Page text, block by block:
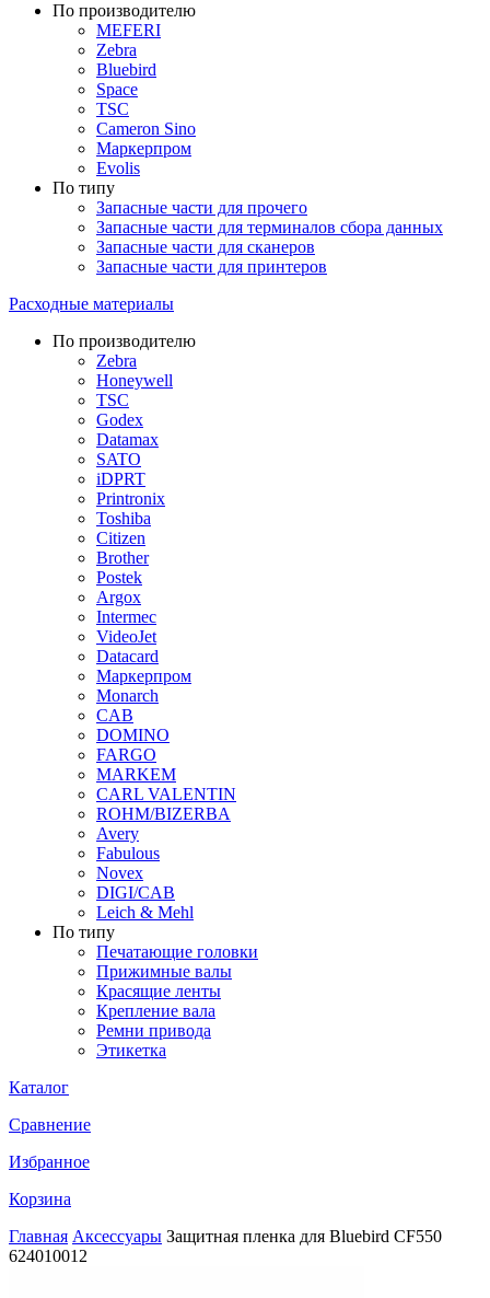
По производителю
MEFERI
Zebra
Bluebird
Space
TSC
Cameron Sino
Маркерпром
Evolis
По типу
Запасные части для прочего
Запасные части для терминалов сбора данных
Запасные части для сканеров
Запасные части для принтеров
Расходные материалы
По производителю
Zebra
Honeywell
TSC
Godex
Datamax
SATO
iDPRT
Printronix
Toshiba
Citizen
Brother
Postek
Argox
Intermec
VideoJet
Datacard
Маркерпром
Monarch
CAB
DOMINO
FARGO
MARKEM
CARL VALENTIN
ROHM/BIZERBA
Avery
Fabulous
Novex
DIGI/CAB
Leich & Mehl
По типу
Печатающие головки
Прижимные валы
Красящие ленты
Крепление вала
Ремни привода
Этикетка
Каталог
Сравнение
Избранное
Корзина
Главная Аксессуары Защитная пленка для Bluebird CF550
624010012